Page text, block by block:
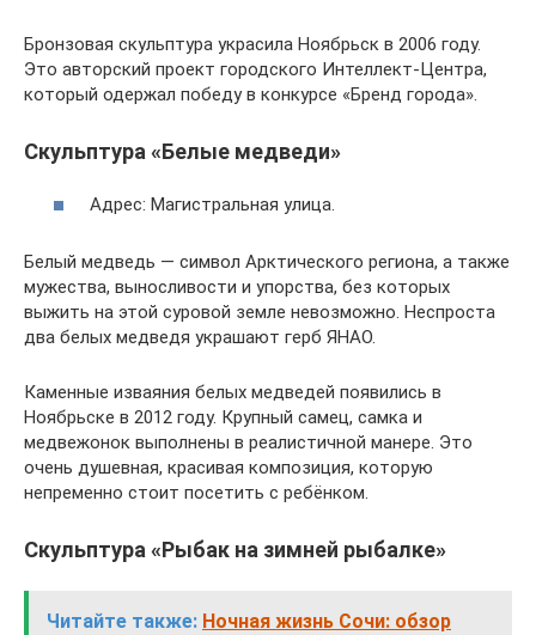
Бронзовая скульптура украсила Ноябрьск в 2006 году.
Это авторский проект городского Интеллект-Центра,
который одержал победу в конкурсе «Бренд города».
Скульптура «Белые медведи»
Адрес: Магистральная улица.
Белый медведь — символ Арктического региона, а также
мужества, выносливости и упорства, без которых
выжить на этой суровой земле невозможно. Неспроста
два белых медведя украшают герб ЯНАО.
Каменные изваяния белых медведей появились в
Ноябрьске в 2012 году. Крупный самец, самка и
медвежонок выполнены в реалистичной манере. Это
очень душевная, красивая композиция, которую
непременно стоит посетить с ребёнком.
Скульптура «Рыбак на зимней рыбалке»
Читайте также: Ночная жизнь Сочи: обзор